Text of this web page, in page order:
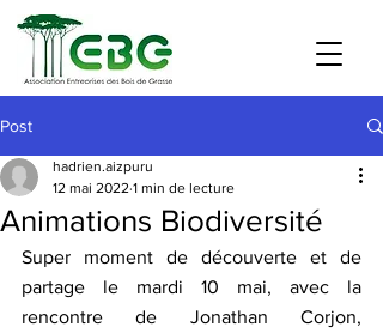
Post
Animations Biodiversité
hadrien.aizpuru
12 mai 2022 1 min de lecture
Super moment de découverte et de
partage le mardi 10 mai, avec la
rencontre de Jonathan Corjon,